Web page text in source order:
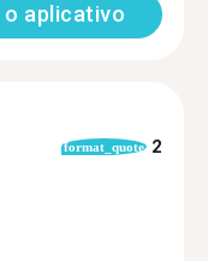
o aplicativo
format_quote 2